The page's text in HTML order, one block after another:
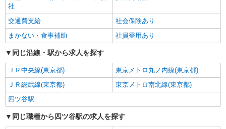
社
交通費支給
社会保険あり
まかない・食事補助
社員登用あり
同じ沿線・駅から求人を探す
ＪＲ中央線(東京都)
東京メトロ丸ノ内線(東京都)
ＪＲ総武線(東京都)
東京メトロ南北線(東京都)
四ツ谷駅
同じ職種から四ツ谷駅の求人を探す